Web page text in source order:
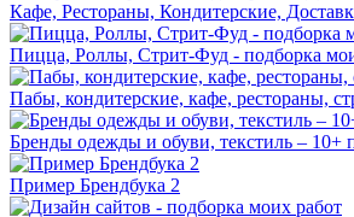
Кафе, Рестораны, Кондитерские,
Пицца, Роллы, Стрит-Фуд - подборка
Пабы, кондитерские, кафе, рестораны,
Бренды одежды и обуви, текстиль – 10+
Пример Брендбука 2